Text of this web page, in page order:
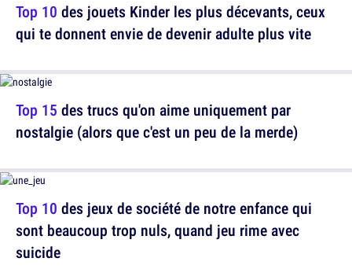
Top 15 des trucs qu'on aime uniquement par
nostalgie (alors que c'est un peu de la merde)
Top 10 des jouets Kinder les plus décevants, ceux
qui te donnent envie de devenir adulte plus vite
Top 10 des jeux de société de notre enfance qui
sont beaucoup trop nuls, quand jeu rime avec
suicide